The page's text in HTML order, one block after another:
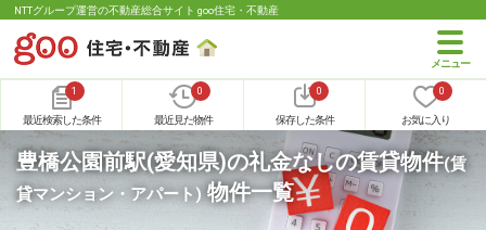
NTTグループ運営の不動産総合サイト goo住宅・不動産
1
最近検索した条件
0
最近見た物件
0
保存した条件
0
お気に入り
豊橋公園前駅(愛知県)の礼金なしの賃貸物件(賃
貸マンション・アパート) 物件一覧